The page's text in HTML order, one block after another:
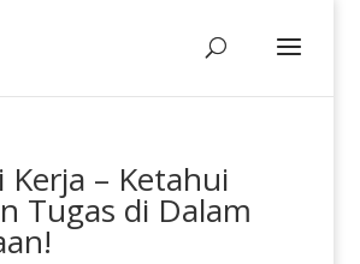
Kerja – Ketahui
Tugas di Dalam